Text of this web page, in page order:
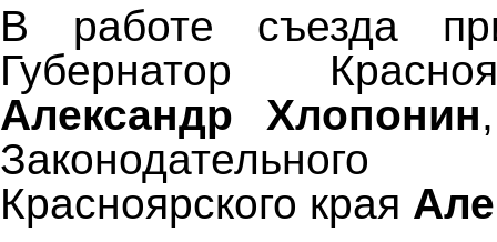
В работе съезда
Губернатор
Александр Хлопонин
Красноярского края